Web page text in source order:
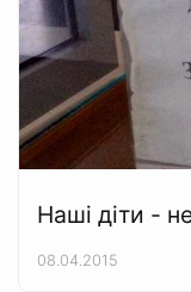
Наші діти -
08.04.2015